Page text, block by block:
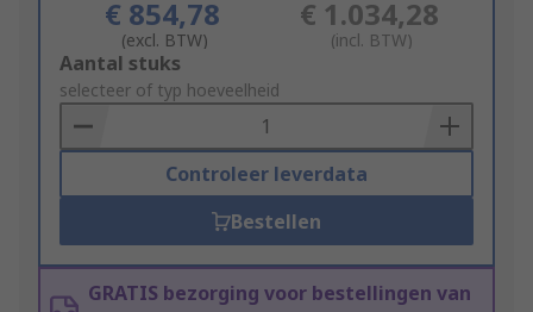
€ 854,78
(excl. BTW)
€ 1.034,28
(incl. BTW)
Add
to
Basket
Aantal stuks
selecteer of typ hoeveelheid
Controleer leverdata
Bestellen
GRATIS bezorging voor bestellingen van